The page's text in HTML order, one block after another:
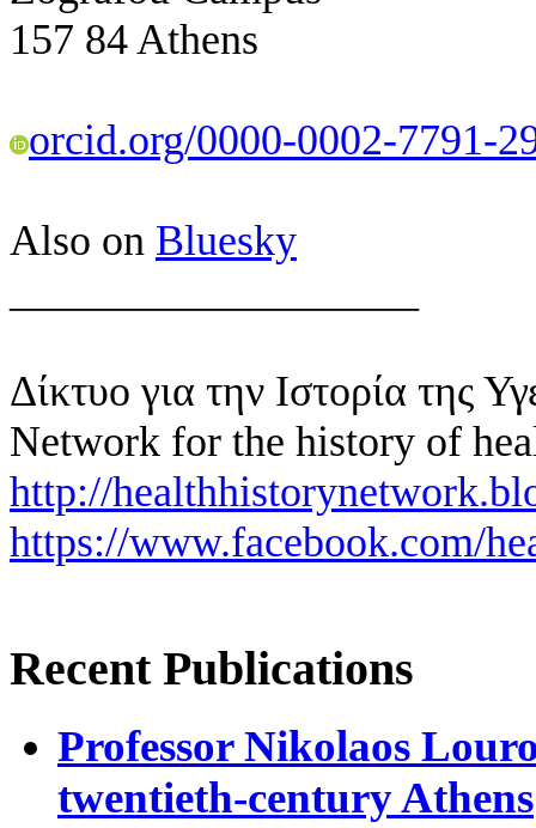
157 84 Athens
orcid.org/0000-0002-7791-
Also on Bluesky
Δίκτυο για την Ιστορία της
Network for the history of
http://
https://www.facebook.com/
Recent Publications
Professor Nikolaos
twentieth-century Athens